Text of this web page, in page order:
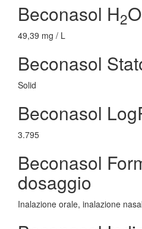
Beconasol H2
49,39 mg / L
Beconasol
Solid
Beconasol
3.795
Beconasol
dosaggio
Inalazione orale, inalazione